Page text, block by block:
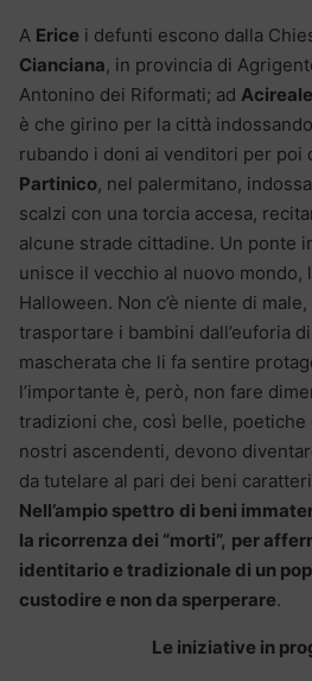
A Erice i defunti escono dalla
Cianciana, in provincia di
Antonino dei Riformati; ad Acireale
è che girino per la città
rubando i doni ai venditori per poi
Partinico, nel palermitano,
scalzi con una torcia accesa,
alcune strade cittadine. Un ponte
unisce il vecchio al nuovo mondo,
Halloween. Non c’è niente di
trasportare i bambini dall’euforia
mascherata che li fa sentire
l’importante è, però, non fare
tradizioni che, così belle,
nostri ascendenti, devono
da tutelare al pari dei beni
Nell’ampio spettro di beni
la ricorrenza dei “morti”, per
identitario e tradizionale di un
custodire e non da sperperare.
Le iniziative in